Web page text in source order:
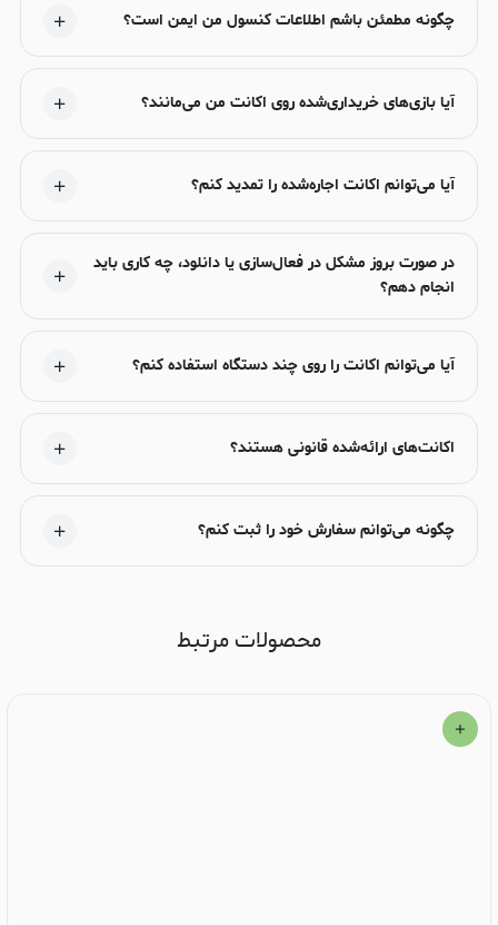
چگونه مطمئن باشم اطلاعات کنسول من ایمن است؟
آیا بازی‌های خریداری‌شده روی اکانت من می‌مانند؟
آیا می‌توانم اکانت اجاره‌شده را تمدید کنم؟
در صورت بروز مشکل در فعال‌سازی یا دانلود، چه کاری باید
انجام دهم؟
آیا می‌توانم اکانت را روی چند دستگاه استفاده کنم؟
اکانت‌های ارائه‌شده قانونی هستند؟
چگونه می‌توانم سفارش خود را ثبت کنم؟
محصولات مرتبط